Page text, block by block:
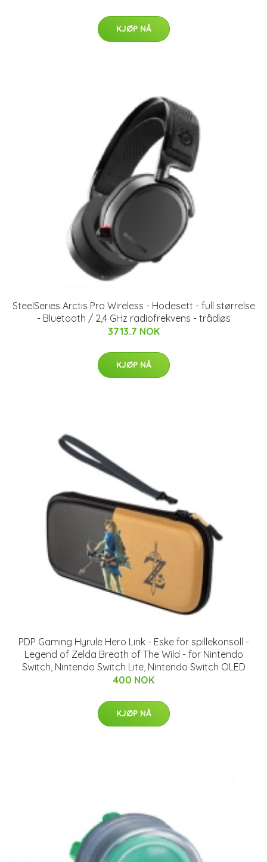
KJØP NÅ
SteelSeries Arctis Pro Wireless - Hodesett - full størrelse
- Bluetooth / 2,4 GHz radiofrekvens - trådløs
3713.7 NOK
KJØP NÅ
PDP Gaming Hyrule Hero Link - Eske for spillekonsoll -
Legend of Zelda Breath of The Wild - for Nintendo
Switch, Nintendo Switch Lite, Nintendo Switch OLED
400 NOK
KJØP NÅ